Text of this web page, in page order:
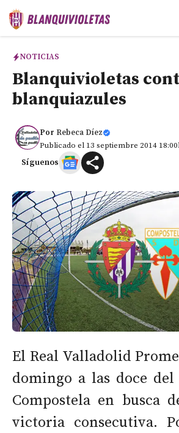
Saltar
NOTICIAS
Blanquivioletas
blanquiazules
Por Rebeca Díez
Publicado el 13 septiembre 2014
Síguenos
El Real Valladolid
domingo a las doce
Compostela en busca
victoria consecutiva.